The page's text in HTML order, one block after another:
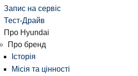
Запис на сервіс
Тест-Драйв
Про Hyundai
Про бренд
Історія
Місія та цінності